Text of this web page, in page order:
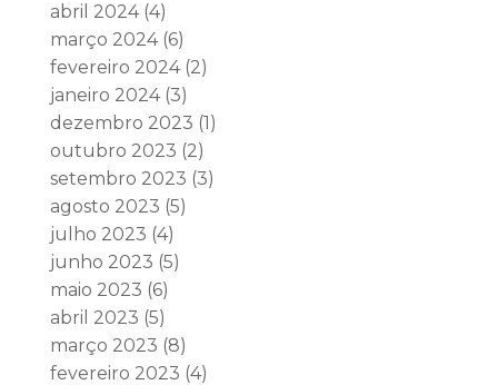
abril 2024(4)
março 2024(6)
fevereiro 2024(2)
janeiro 2024(3)
dezembro 2023 (1)
outubro 2023 (2)
setembro 2023 (3)
agosto 2023 (5)
julho 2023 (4)
junho 2023 (5)
maio 2023 (6)
abril 2023 (5)
março 2023 (8)
fevereiro 2023 (4)